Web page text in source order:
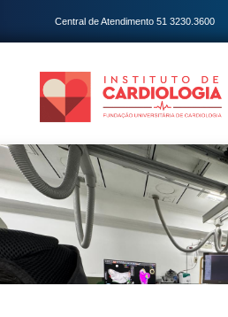
Central de Atendimento 51 3230.3600